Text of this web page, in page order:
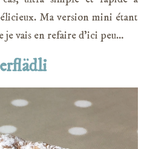
Ma version mini étant
je vais en refaire d’ici peu…